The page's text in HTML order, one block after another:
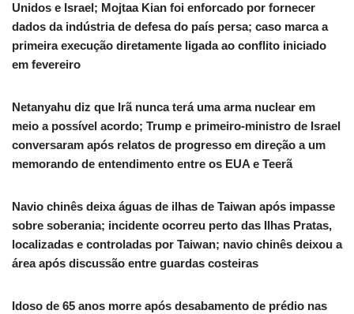
Unidos e Israel; Mojtaa Kian foi enforcado por fornecer
dados da indústria de defesa do país persa; caso marca a
primeira execução diretamente ligada ao conflito iniciado
em fevereiro
Netanyahu diz que Irã nunca terá uma arma nuclear em
meio a possível acordo; Trump e primeiro-ministro de Israel
conversaram após relatos de progresso em direção a um
memorando de entendimento entre os EUA e Teerã
Navio chinês deixa águas de ilhas de Taiwan após impasse
sobre soberania; incidente ocorreu perto das Ilhas Pratas,
localizadas e controladas por Taiwan; navio chinês deixou a
área após discussão entre guardas costeiras
Idoso de 65 anos morre após desabamento de prédio nas